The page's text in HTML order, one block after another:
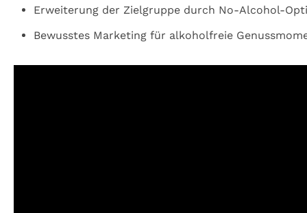
Erweiterung der Zielgruppe durch No-Alcohol-
Bewusstes Marketing für alkoholfreie